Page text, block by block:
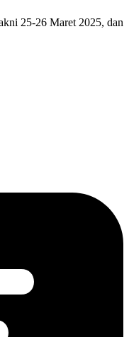
25-26 Maret 2025, dan